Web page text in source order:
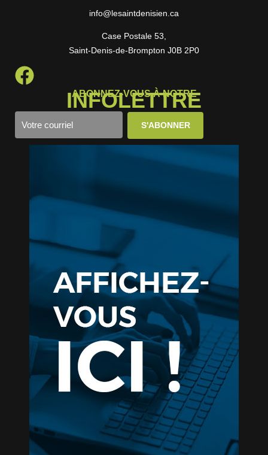
info@lesaintdenisien.ca
Case Postale 53,
Saint-Denis-de-Brompton J0B 2P0
ABONNEZ-VOUS À NOTRE
INFOLETTRE